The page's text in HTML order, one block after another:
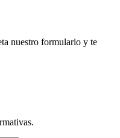
nuestro formulario y te